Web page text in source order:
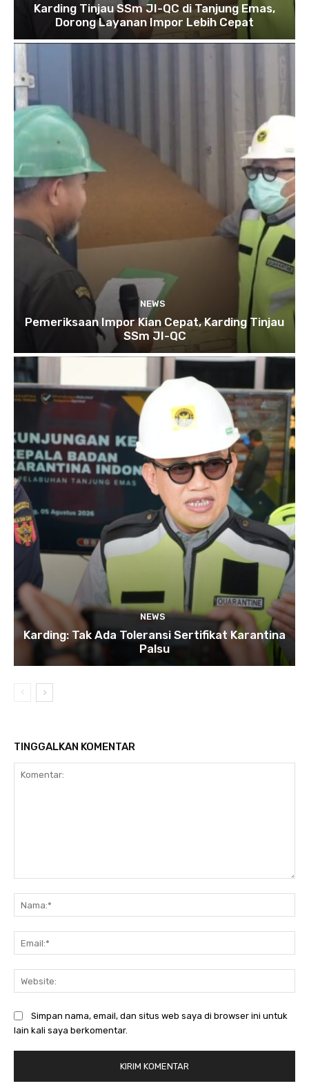
Karding Tinjau SSm JI-QC di Tanjung Emas,
Dorong Layanan Impor Lebih Cepat
NEWS
Pemeriksaan Impor Kian Cepat, Karding Tinjau
SSm JI-QC
NEWS
Karding: Tak Ada Toleransi Sertifikat Karantina
Palsu
TINGGALKAN KOMENTAR
Simpan nama, email, dan situs web saya di browser ini untuk
lain kali saya berkomentar.